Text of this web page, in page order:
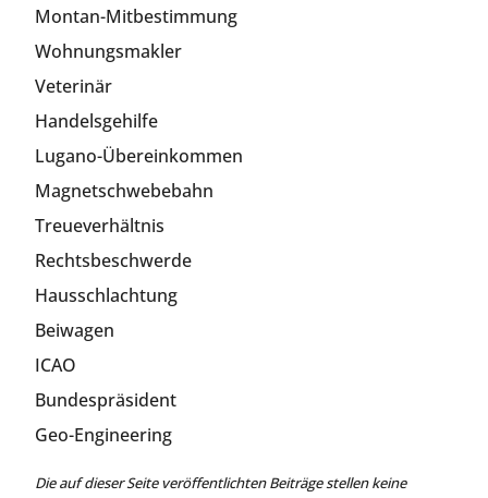
Montan-Mitbestimmung
Wohnungsmakler
Veterinär
Handelsgehilfe
Lugano-Übereinkommen
Magnetschwebebahn
Treueverhältnis
Rechtsbeschwerde
Hausschlachtung
Beiwagen
ICAO
Bundespräsident
Geo-Engineering
Die auf dieser Seite veröffentlichten Beiträge stellen keine